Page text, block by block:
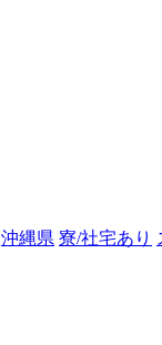
沖縄県 寮/社宅あり